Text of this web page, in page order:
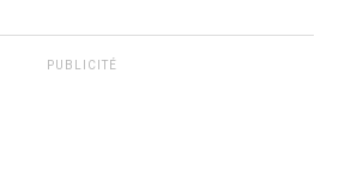
PUBLICITÉ